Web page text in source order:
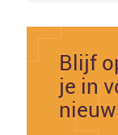
Blijf
je in